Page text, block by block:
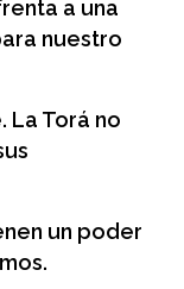
a una
nuestro
La Torá no
un poder